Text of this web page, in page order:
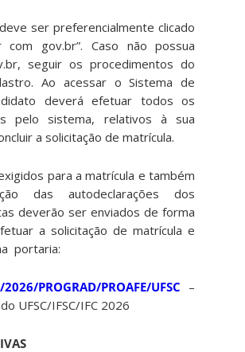
ser preferencialmente clicado
gov.br”. Caso não possua
seguir os procedimentos do
Ao acessar o Sistema de
deverá efetuar todos os
pelo sistema, relativos à sua
a solicitação de matrícula.
para a matrícula e também
das autodeclarações dos
deverão ser enviados de forma
a solicitação de matrícula e
portaria:
PROGRAD/PROAFE/UFSC –
UFSC/IFSC/IFC 2026